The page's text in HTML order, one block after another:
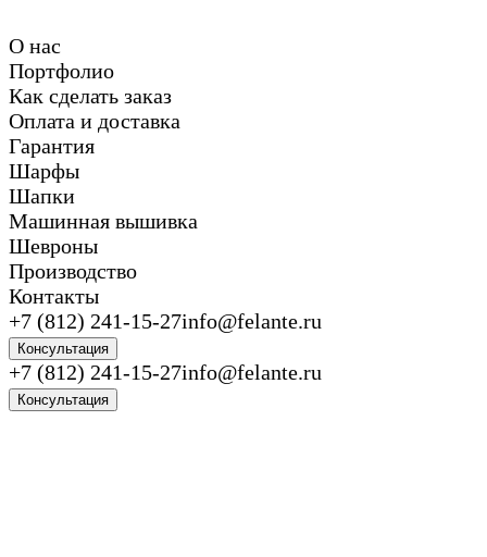
О нас
Портфолио
Как сделать заказ
Оплата и доставка
Гарантия
Шарфы
Шапки
Машинная вышивка
Шевроны
Производство
Контакты
+7 (812) 241-15-27info@felante.ru
Консультация
+7 (812) 241-15-27info@felante.ru
Консультация